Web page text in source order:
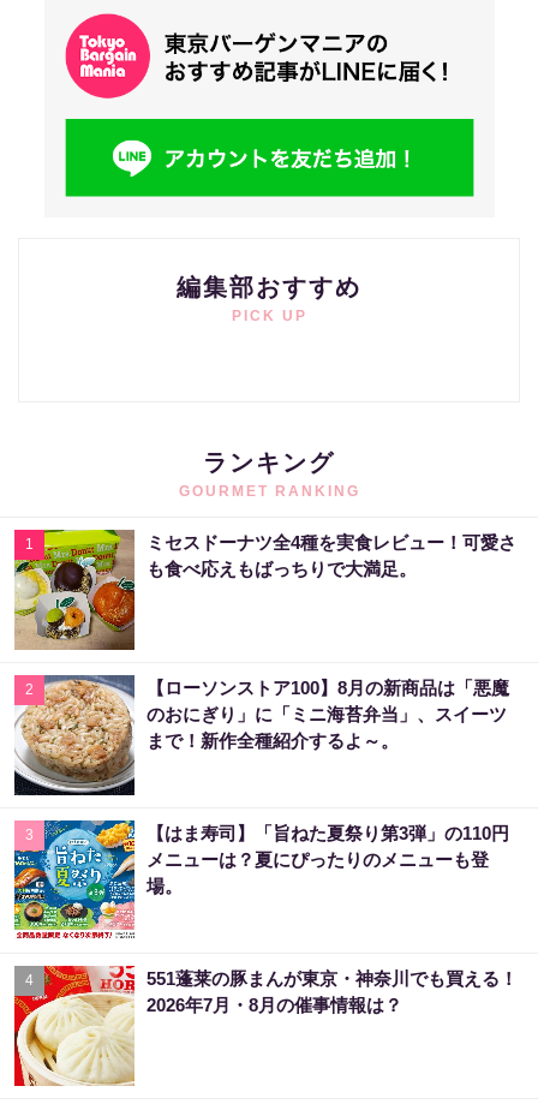
編集部おすすめ
PICK UP
ランキング
GOURMET RANKING
1
ミセスドーナツ全4種を実食レビュー！可愛さ
も食べ応えもばっちりで大満足。
2
【ローソンストア100】8月の新商品は「悪魔
のおにぎり」に「ミニ海苔弁当」、スイーツ
まで！新作全種紹介するよ～。
3
【はま寿司】「旨ねた夏祭り第3弾」の110円
メニューは？夏にぴったりのメニューも登
場。
4
551蓬莱の豚まんが東京・神奈川でも買える！
2026年7月・8月の催事情報は？